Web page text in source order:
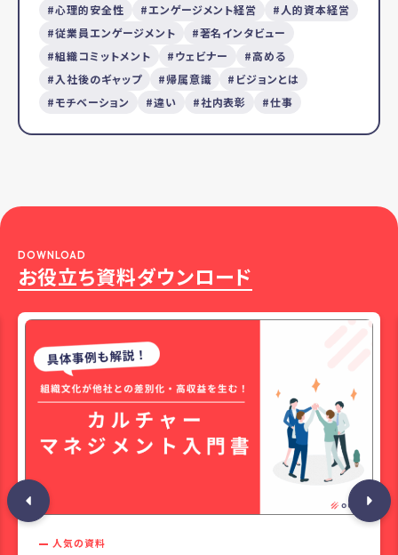
心理的安全性
エンゲージメント経営
人的資本経営
従業員エンゲージメント
著名インタビュー
組織コミットメント
ウェビナー
高める
入社後のギャップ
帰属意識
ビジョンとは
モチベーション
違い 社内表彰 仕事
お役立ち資料ダウンロード
DOWNLOAD
人気の資料